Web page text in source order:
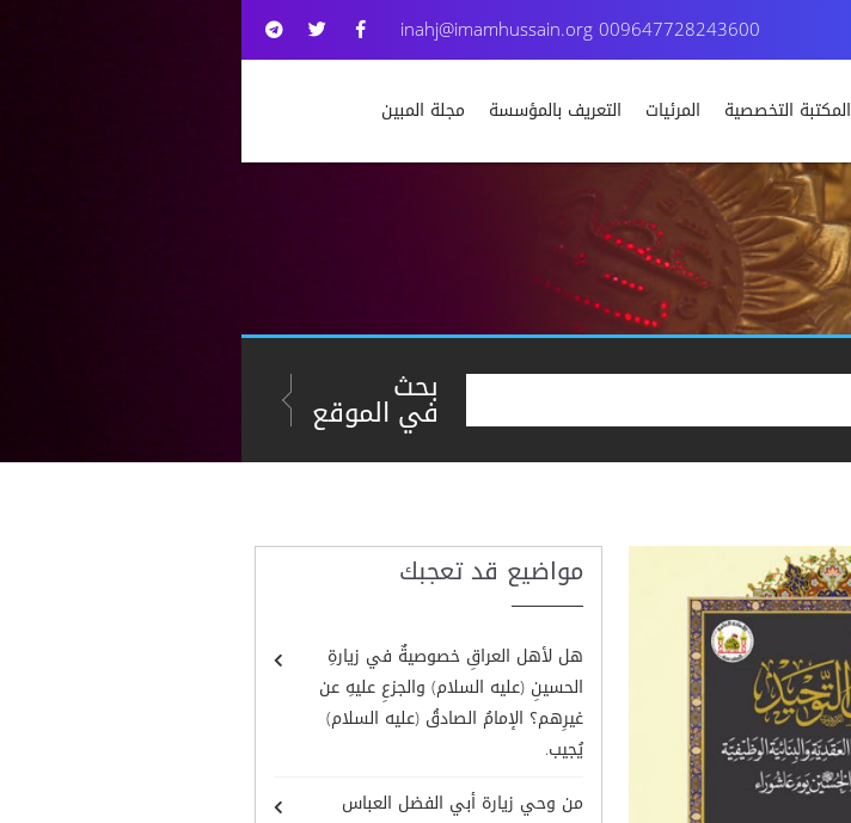
009647728243600
inahj@imamhussain.org
المكتبة التخصصية المرئيات التعريف بالمؤسسة مجلة المبين
بحث
في الموقع
مواضيع قد تعجبك
هل لأهل العراقِ خصوصيةٌ في زيارةِ
الحسينِ (عليه السلام) والجزعِ عليهِ عن
غيرِهم؟ الإمامُ الصادقُ (عليه السلام)
يُجيب.
من وحي زيارة أبي الفضل العباس